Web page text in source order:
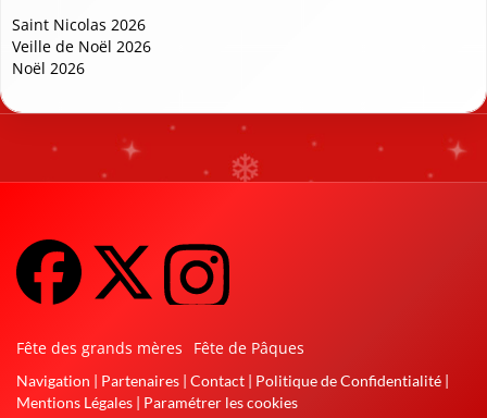
Saint Nicolas 2026
Veille de Noël 2026
Noël 2026
Fête des grands mères Fête de Pâques
Navigation | Partenaires | Contact | Politique de Confidentialité |
Mentions Légales | Paramétrer les cookies